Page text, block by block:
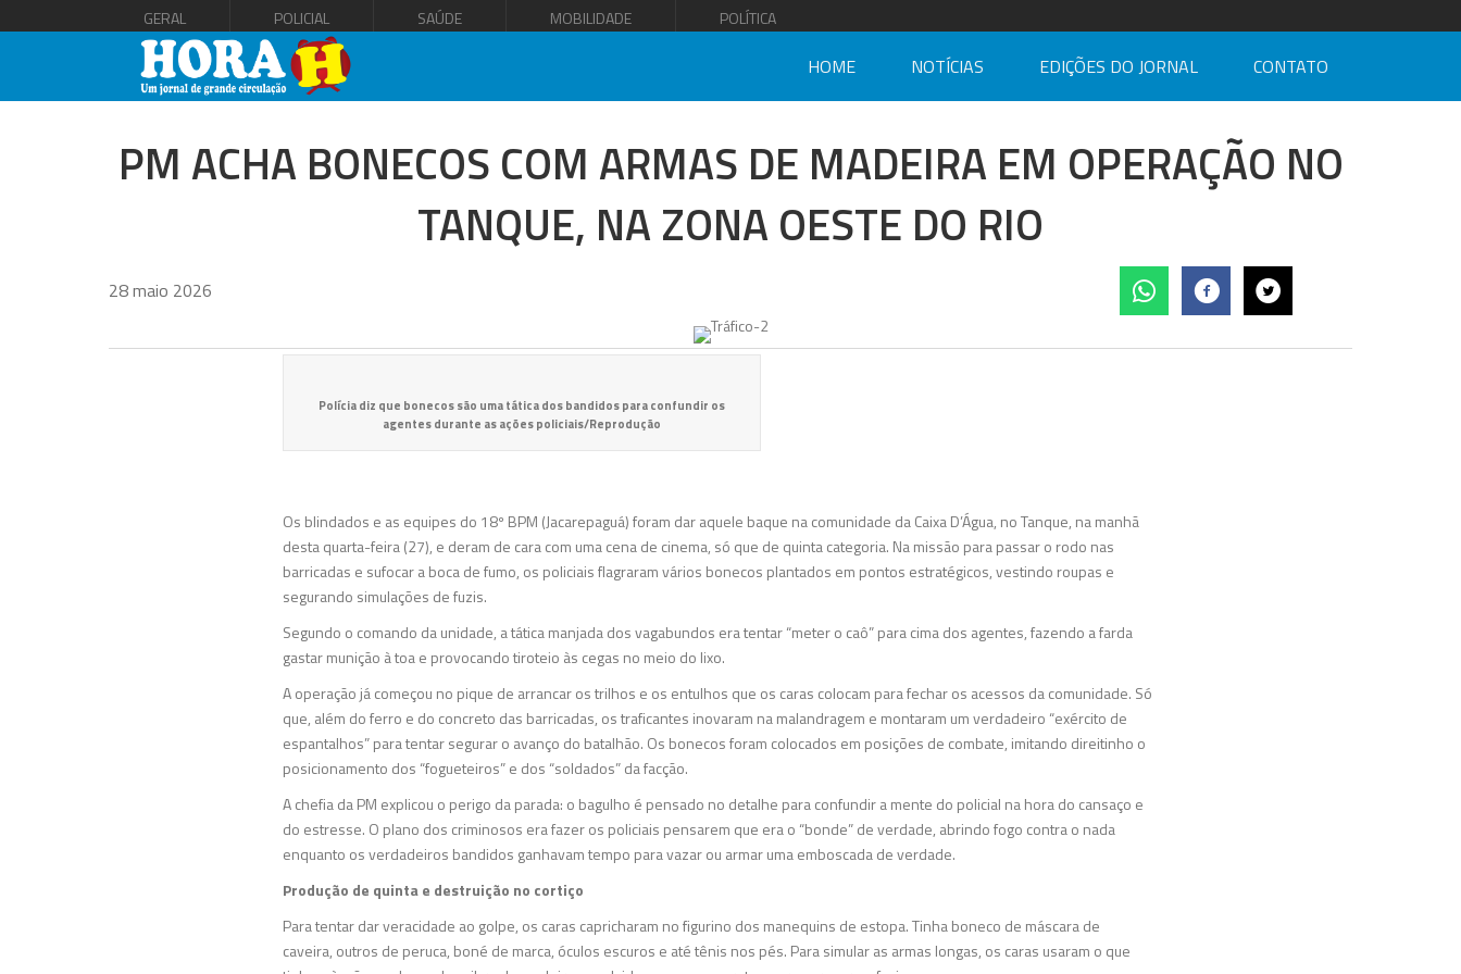
GERAL POLICIAL SAÚDE MOBILIDADE POLÍTICA
HOME NOTÍCIAS EDIÇÕES DO JORNAL CONTATO
PM ACHA BONECOS COM ARMAS DE MADEIRA EM OPERAÇÃO NO
TANQUE, NA ZONA OESTE DO RIO
28 maio 2026
Polícia diz que bonecos são uma tática dos bandidos para confundir os
agentes durante as ações policiais/Reprodução
Os blindados e as equipes do 18º BPM (Jacarepaguá) foram dar aquele baque na comunidade da Caixa D’Água, no Tanque, na manhã
desta quarta-feira (27), e deram de cara com uma cena de cinema, só que de quinta categoria. Na missão para passar o rodo nas
barricadas e sufocar a boca de fumo, os policiais flagraram vários bonecos plantados em pontos estratégicos, vestindo roupas e
segurando simulações de fuzis.
Segundo o comando da unidade, a tática manjada dos vagabundos era tentar “meter o caô” para cima dos agentes, fazendo a farda
gastar munição à toa e provocando tiroteio às cegas no meio do lixo.
A operação já começou no pique de arrancar os trilhos e os entulhos que os caras colocam para fechar os acessos da comunidade. Só
que, além do ferro e do concreto das barricadas, os traficantes inovaram na malandragem e montaram um verdadeiro “exército de
espantalhos” para tentar segurar o avanço do batalhão. Os bonecos foram colocados em posições de combate, imitando direitinho o
posicionamento dos “fogueteiros” e dos “soldados” da facção.
A chefia da PM explicou o perigo da parada: o bagulho é pensado no detalhe para confundir a mente do policial na hora do cansaço e
do estresse. O plano dos criminosos era fazer os policiais pensarem que era o “bonde” de verdade, abrindo fogo contra o nada
enquanto os verdadeiros bandidos ganhavam tempo para vazar ou armar uma emboscada de verdade.
Produção de quinta e destruição no cortiço
Para tentar dar veracidade ao golpe, os caras capricharam no figurino dos manequins de estopa. Tinha boneco de máscara de
caveira, outros de peruca, boné de marca, óculos escuros e até tênis nos pés. Para simular as armas longas, os caras usaram o que